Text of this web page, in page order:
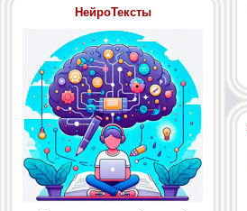
НейроТексты